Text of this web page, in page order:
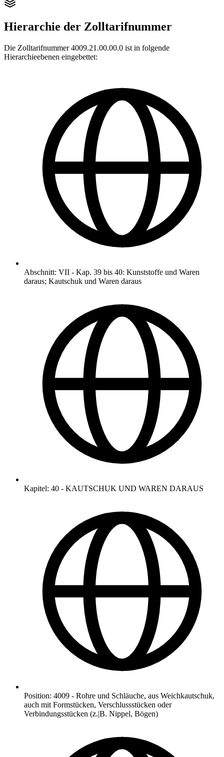
Hierarchie der Zolltarifnummer
Die Zolltarifnummer 4009.21.00.00.0 ist in folgende
Hierarchieebenen eingebettet:
Abschnitt: VII - Kap. 39 bis 40: Kunststoffe und Waren
daraus; Kautschuk und Waren daraus
Kapitel: 40 - KAUTSCHUK UND WAREN DARAUS
Position: 4009 - Rohre und Schläuche, aus Weichkautschuk,
auch mit Formstücken, Verschlussstücken oder
Verbindungsstücken (z.|B. Nippel, Bögen)